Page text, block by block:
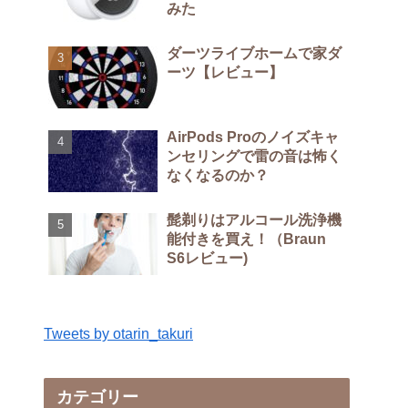
みた
ダーツライブホームで家ダ
ーツ【レビュー】
AirPods Proのノイズキャ
ンセリングで雷の音は怖く
なくなるのか？
髭剃りはアルコール洗浄機
能付きを買え！（Braun
S6レビュー)
Tweets by otarin_takuri
カテゴリー